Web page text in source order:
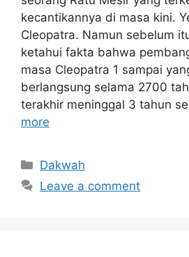
kecantikannya di masa kini.
Cleopatra. Namun sebelum
ketahui fakta bahwa
masa Cleopatra 1 sampai
berlangsung selama 2700
terakhir meninggal 3 tahun
more
Categories
Dakwah
Leave a comment